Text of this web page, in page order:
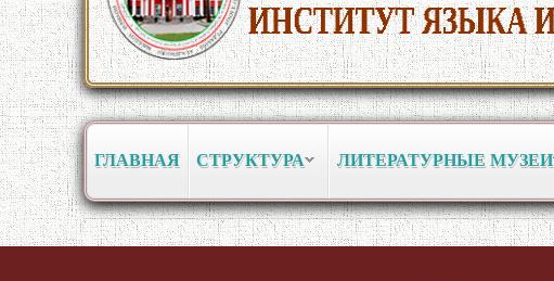
ГЛАВНАЯ СТРУКТУРА ЛИТЕРАТУРНЫЕ МУЗЕИ